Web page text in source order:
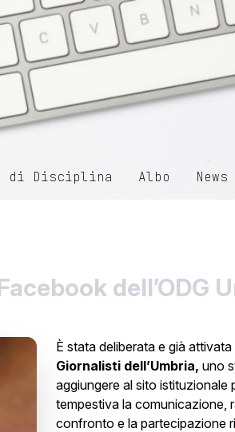
di Disciplina Albo News
dell’ODG
È stata deliberata e già attivata
Giornalisti dell’Umbria, uno
aggiungere al sito istituzionale
tempestiva la comunicazione,
confronto e la partecipazione